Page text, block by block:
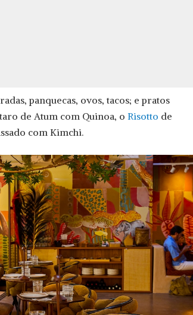
panquecas, ovos, tacos; e pratos
de Atum com Quinoa, o Risotto de
com Kimchi.